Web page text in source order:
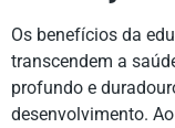
Os benefícios da
transcendem a
profundo e
desenvolvimento.